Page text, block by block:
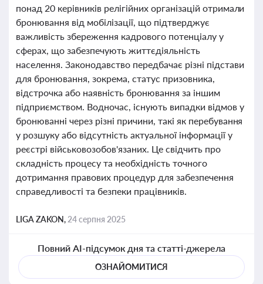
понад 20 керівників релігійних організацій отримали
бронювання від мобілізації, що підтверджує
важливість збереження кадрового потенціалу у
сферах, що забезпечують життєдіяльність
населення. Законодавство передбачає різні підстави
для бронювання, зокрема, статус призовника,
відстрочка або наявність бронювання за іншим
підприємством. Водночас, існують випадки відмов у
бронюванні через різні причини, такі як перебування
у розшуку або відсутність актуальної інформації у
реєстрі військовозобов'язаних. Це свідчить про
складність процесу та необхідність точного
дотримання правових процедур для забезпечення
справедливості та безпеки працівників.
LIGA ZAKON, 24 серпня 2025
Повний AI-підсумок дня та статті-джерела
ОЗНАЙОМИТИСЯ